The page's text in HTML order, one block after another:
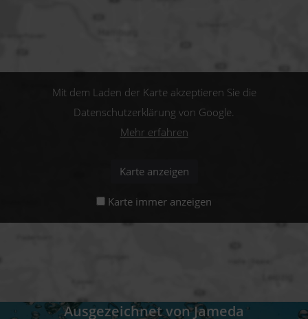
Mit dem Laden der Karte akzeptieren Sie die
Datenschutzerklärung von Google.
Mehr erfahren
Karte anzeigen
Karte immer anzeigen
Ausgezeichnet von Jameda